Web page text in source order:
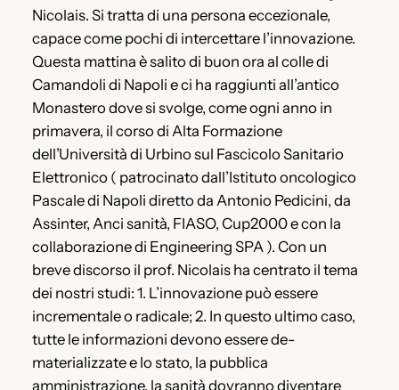
Nicolais. Si tratta di una persona eccezionale,
capace come pochi di intercettare l’innovazione.
Questa mattina è salito di buon ora al colle di
Camandoli di Napoli e ci ha raggiunti all’antico
Monastero dove si svolge, come ogni anno in
primavera, il corso di Alta Formazione
dell’Università di Urbino sul Fascicolo Sanitario
Elettronico ( patrocinato dall’Istituto oncologico
Pascale di Napoli diretto da Antonio Pedicini, da
Assinter, Anci sanità, FIASO, Cup2000 e con la
collaborazione di Engineering SPA ). Con un
breve discorso il prof. Nicolais ha centrato il tema
dei nostri studi: 1. L’innovazione può essere
incrementale o radicale; 2. In questo ultimo caso,
tutte le informazioni devono essere de-
materializzate e lo stato, la pubblica
amministrazione, la sanità dovranno diventare